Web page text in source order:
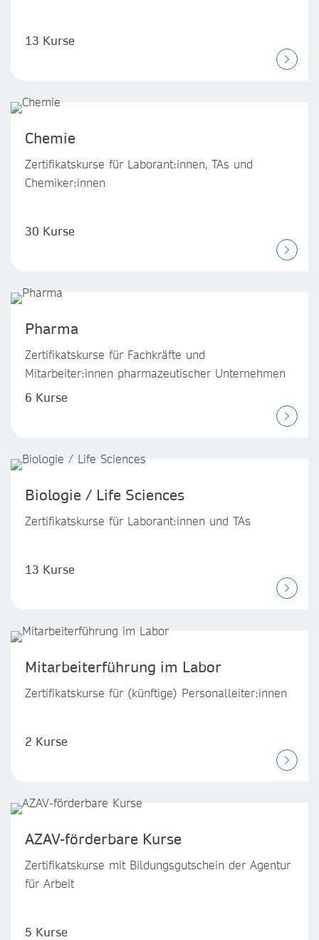
13 Kurse
Chemie
Zertifikatskurse für Laborant:innen, TAs und
Chemiker:innen
30 Kurse
Pharma
Zertifikatskurse für Fachkräfte und
Mitarbeiter:innen pharmazeutischer Unternehmen
6 Kurse
Biologie / Life Sciences
Zertifikatskurse für Laborant:innen und TAs
13 Kurse
Mitarbeiterführung im Labor
Zertifikatskurse für (künftige) Personalleiter:innen
2 Kurse
AZAV-förderbare Kurse
Zertifikatskurse mit Bildungsgutschein der Agentur
für Arbeit
5 Kurse